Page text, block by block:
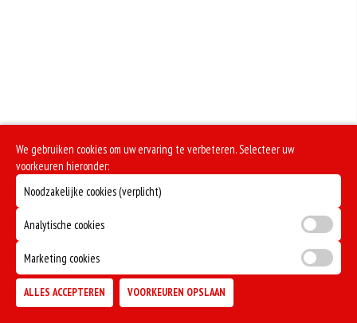
We gebruiken cookies om uw ervaring te verbeteren. Selecteer uw
voorkeuren hieronder:
Noodzakelijke cookies (verplicht)
Analytische cookies
Marketing cookies
ALLES ACCEPTEREN VOORKEUREN OPSLAAN